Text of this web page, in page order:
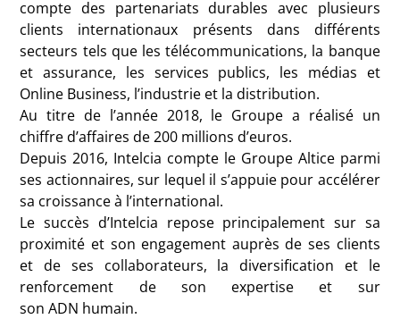
compte des partenariats durables avec plusieurs
clients internationaux présents dans différents
secteurs tels que les télécommunications, la banque
et assurance, les services publics, les médias et
Online Business, l’industrie et la distribution.
Au titre de l’année 2018, le Groupe a réalisé un
chiffre d’affaires de 200 millions d’euros.
Depuis 2016, Intelcia compte le Groupe Altice parmi
ses actionnaires, sur lequel il s’appuie pour accélérer
sa croissance à l’international.
Le succès d’Intelcia repose principalement sur sa
proximité et son engagement auprès de ses clients
et de ses collaborateurs, la diversification et le
renforcement de son expertise et sur
son ADN humain.